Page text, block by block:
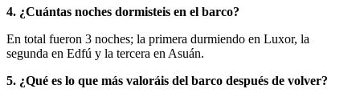
4. ¿Cuántas noches dormisteis en el barco?
En total fueron 3 noches; la primera durmiendo en Luxor, la
segunda en Edfú y la tercera en Asuán.
5. ¿Qué es lo que más valoráis del barco después de volver?